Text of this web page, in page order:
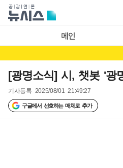
메인
[광명소식] 시, 챗봇 '광
기사등록 2025/08/01 21:49:27
구글에서 선호하는 매체로 추가